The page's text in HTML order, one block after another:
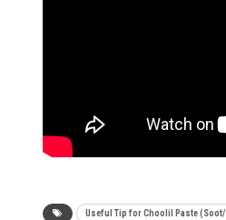
Useful Tip for Choolil Paste (Soot/